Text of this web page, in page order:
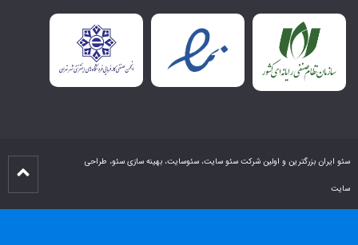
سئو ایران بزرگترین و اولین شرکت سئو سایت، سئوسایت، بهینه سازی سئو، طراحی
سایت